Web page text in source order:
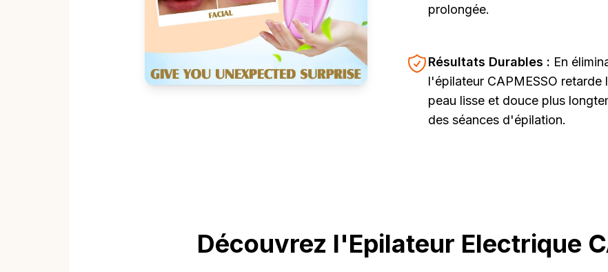
prolongée.
Résultats Durables : En
l'épilateur CAPMESSO
peau lisse et douce plus
des séances d'épilation.
Découvrez l'Epilateur Electrique